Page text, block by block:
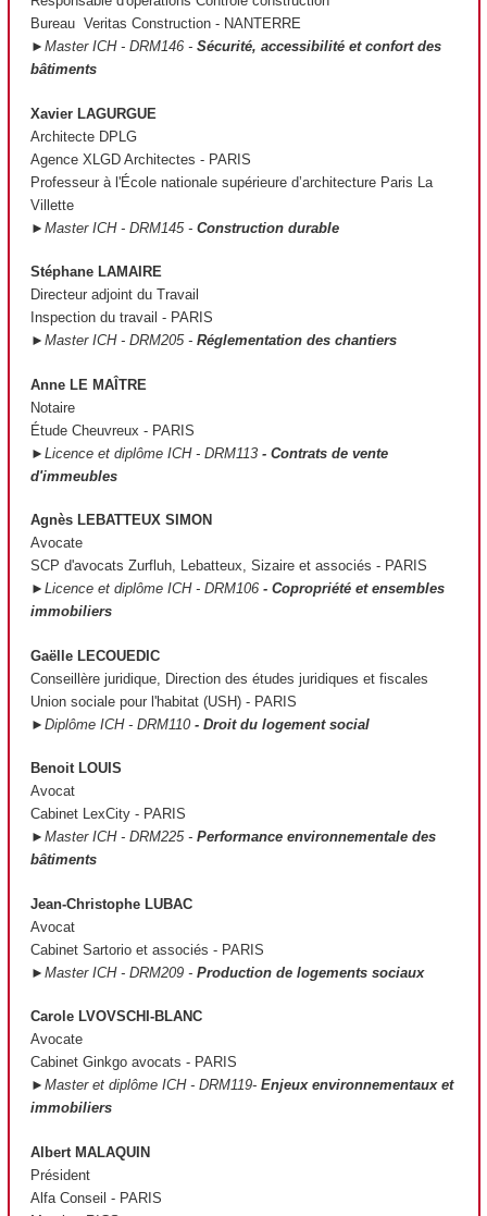
Bureau Veritas Construction - NANTERRE
►Master ICH - DRM146 - Sécurité, accessibilité et confort des
bâtiments
Xavier LAGURGUE
Architecte DPLG
Agence XLGD Architectes - PARIS
Professeur à l'École nationale supérieure d’architecture Paris La
Villette
►Master ICH - DRM145 - Construction durable
Stéphane LAMAIRE
Directeur adjoint du Travail
Inspection du travail - PARIS
►Master ICH - DRM205 - Réglementation des chantiers
Anne LE MAÎTRE
Notaire
Étude Cheuvreux - PARIS
►Licence et diplôme ICH - DRM113 - Contrats de vente
d'immeubles
Agnès LEBATTEUX SIMON
Avocate
SCP d'avocats Zurfluh, Lebatteux, Sizaire et associés - PARIS
►Licence et diplôme ICH - DRM106 - Copropriété et ensembles
immobiliers
Gaëlle LECOUEDIC
Conseillère juridique, Direction des études juridiques et fiscales
Union sociale pour l'habitat (USH) - PARIS
►Diplôme ICH - DRM110 - Droit du logement social
Benoit LOUIS
Avocat
Cabinet LexCity - PARIS
►Master ICH - DRM225 - Performance environnementale des
bâtiments
Jean-Christophe LUBAC
Avocat
Cabinet Sartorio et associés - PARIS
►Master ICH - DRM209 - Production de logements sociaux
Carole LVOVSCHI-BLANC
Avocate
Cabinet Ginkgo avocats - PARIS
►Master et diplôme ICH - DRM119- Enjeux environnementaux et
immobiliers
Albert MALAQUIN
Président
Alfa Conseil - PARIS